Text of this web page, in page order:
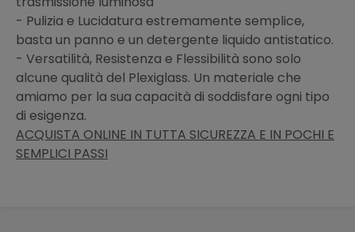
- Pulizia e Lucidatura estremamente semplice,
basta un panno e un detergente liquido antistatico.
- Versatilità, Resistenza e Flessibilità sono solo
alcune qualità del Plexiglass. Un materiale che
amiamo per la sua capacità di soddisfare ogni tipo
di esigenza.
ACQUISTA ONLINE IN TUTTA SICUREZZA E IN POCHI E
SEMPLICI PASSI